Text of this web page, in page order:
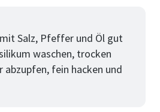
Salz, Pfeffer und Öl gut
waschen, trocken
fein hacken und